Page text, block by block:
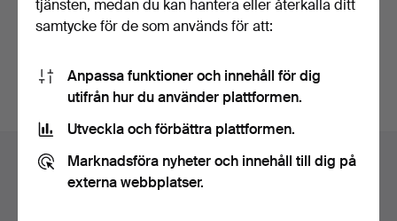
Sidfotsnavigation
Hjälp och kontakt
Kontakta support
tjänsten, medan du kan hantera eller återkalla ditt
samtycke för de som används för att:
Anpassa funktioner och innehåll för dig
utifrån hur du använder plattformen.
Utveckla och förbättra plattformen.
Marknadsföra nyheter och innehåll till dig på
externa webbplatser.